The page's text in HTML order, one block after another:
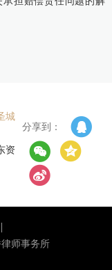
城
资
分享到：
律师事务所